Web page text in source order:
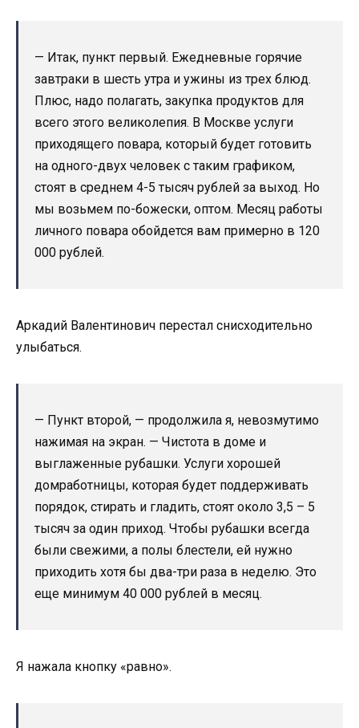
— Итак, пункт первый. Ежедневные горячие
завтраки в шесть утра и ужины из трех блюд.
Плюс, надо полагать, закупка продуктов для
всего этого великолепия. В Москве услуги
приходящего повара, который будет готовить
на одного-двух человек с таким графиком,
стоят в среднем 4-5 тысяч рублей за выход. Но
мы возьмем по-божески, оптом. Месяц работы
личного повара обойдется вам примерно в 120
000 рублей.
Аркадий Валентинович перестал снисходительно
улыбаться.
— Пункт второй, — продолжила я, невозмутимо
нажимая на экран. — Чистота в доме и
выглаженные рубашки. Услуги хорошей
домработницы, которая будет поддерживать
порядок, стирать и гладить, стоят около 3,5 – 5
тысяч за один приход. Чтобы рубашки всегда
были свежими, а полы блестели, ей нужно
приходить хотя бы два-три раза в неделю. Это
еще минимум 40 000 рублей в месяц.
Я нажала кнопку «равно».